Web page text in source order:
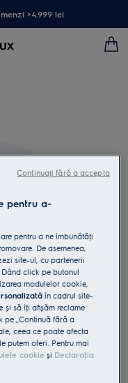
>4.999 lei
pentru a-
pentru a ne îmbunătăţi
De asemenea,
site-ul, cu partenerii
click pe butonul
modulelor cookie,
în cadrul site-
și să îţi afișăm reclame
pe „Continuă fără a
ceea ce poate afecta
putem oferi. Pentru mai
cookie și Declaraţia
Continuați fără a accepta